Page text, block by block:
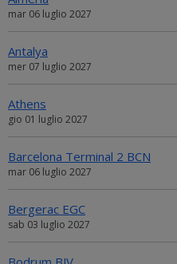
mar 06 luglio 2027
Antalya
mer 07 luglio 2027
Athens
gio 01 luglio 2027
Barcelona Terminal 2 BCN
mar 06 luglio 2027
Bergerac EGC
sab 03 luglio 2027